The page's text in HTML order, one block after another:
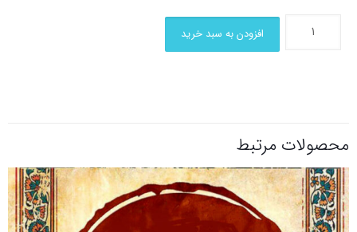
افزودن به سبد خرید
محصولات مرتبط